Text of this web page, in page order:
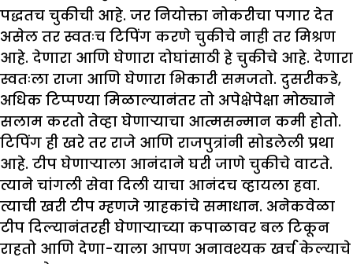
पद्धतच चुकीची आहे. जर नियोक्ता नोकरीचा पगार देत
असेल तर स्वतःच टिपिंग करणे चुकीचे नाही तर मिश्रण
आहे. देणारा आणि घेणारा दोघांसाठी हे चुकीचे आहे. देणारा
स्वतःला राजा आणि घेणारा भिकारी समजतो. दुसरीकडे,
अधिक टिप्पण्या मिळाल्यानंतर तो अपेक्षेपेक्षा मोठ्याने
सलाम करतो तेव्हा घेणार्‍याचा आत्मसन्मान कमी होतो.
टिपिंग ही खरे तर राजे आणि राजपुत्रांनी सोडलेली प्रथा
आहे. टीप घेणाऱ्याला आनंदाने घरी जाणे चुकीचे वाटते.
त्याने चांगली सेवा दिली याचा आनंदच व्हायला हवा.
त्याची खरी टीप म्हणजे ग्राहकांचे समाधान. अनेकवेळा
टीप दिल्यानंतरही घेणार्‍याच्या कपाळावर बल टिकून
राहतो आणि देणा-याला आपण अनावश्यक खर्च केल्याचे